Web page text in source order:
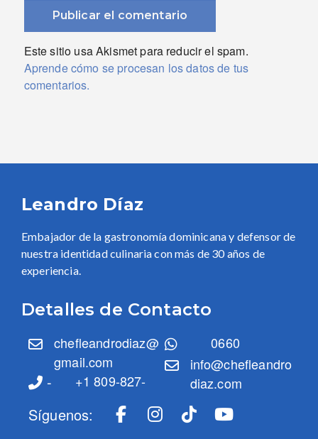
Este sitio usa Akismet para reducir el spam.
Aprende cómo se procesan los datos de tus
comentarios.
Leandro Díaz
Embajador de la gastronomía dominicana y defensor de
nuestra identidad culinaria con más de 30 años de
experiencia.
Detalles de Contacto
chefleandrodiaz@
gmail.com
- +1 809-827-
0660
info@chefleandro
diaz.com
Síguenos: